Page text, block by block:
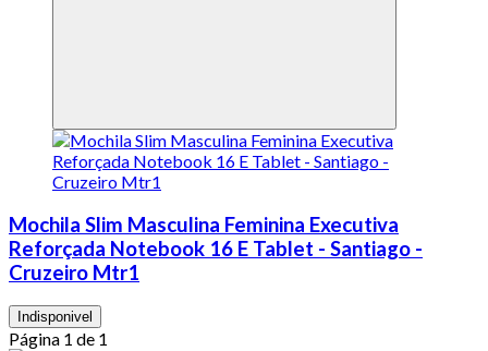
Mochila Slim Masculina Feminina Executiva
Reforçada Notebook 16 E Tablet - Santiago -
Cruzeiro Mtr1
Indisponivel
Página 1 de 1